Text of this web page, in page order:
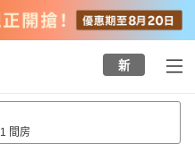
新
1 間房